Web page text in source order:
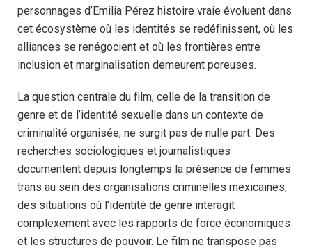
personnages d’Emilia Pérez histoire vraie évoluent dans
cet écosystème où les identités se redéfinissent, où les
alliances se renégocient et où les frontières entre
inclusion et marginalisation demeurent poreuses.
La question centrale du film, celle de la transition de
genre et de l’identité sexuelle dans un contexte de
criminalité organisée, ne surgit pas de nulle part. Des
recherches sociologiques et journalistiques
documentent depuis longtemps la présence de femmes
trans au sein des organisations criminelles mexicaines,
des situations où l’identité de genre interagit
complexement avec les rapports de force économiques
et les structures de pouvoir. Le film ne transpose pas